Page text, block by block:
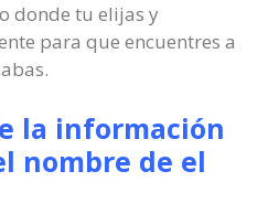
donde tu elijas y
para que encuentres a
la información
nombre de el